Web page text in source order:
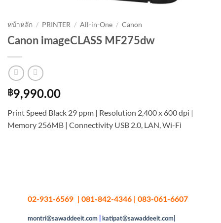
หน้าหลัก / PRINTER / All-in-One / Canon
Canon imageCLASS MF275dw
฿9,990.00
Print Speed Black 29 ppm | Resolution 2,400 x 600 dpi |
Memory 256MB | Connectivity USB 2.0, LAN, Wi-Fi
02-931-6569 | 081-842-4346 | 083-061-6607
montri@sawaddeeit.com katipat@sawaddeeit.com|